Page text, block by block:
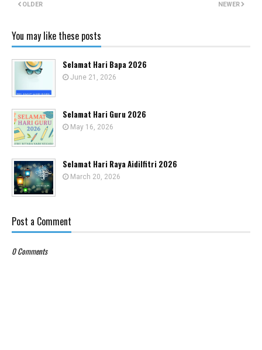
NEWER
OLDER
You may like these posts
Selamat Hari Bapa 2026
June 21, 2026
Selamat Hari Guru 2026
May 16, 2026
Selamat Hari Raya Aidilfitri 2026
March 20, 2026
Post a Comment
0 Comments